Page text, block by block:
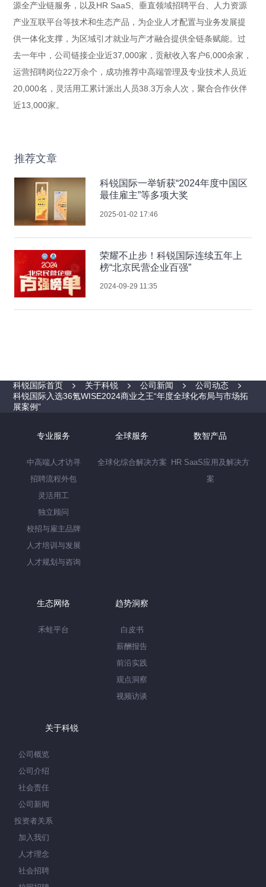
源全产业链服务，以及HR SaaS、垂直领域招聘平台、人力资源
产业互联平台等技术和生态产品，为企业人才配置与业务发展提
供一体化支撑，为区域引才就业与产才融合提供全链条赋能。过
去一年中，公司链接企业近37,000家，贡献收入客户6,000余家，
运营招聘岗位22万余个，成功推荐中高端管理及专业技术人员近
20,000名，灵活用工累计派出人员38.3万余人次，聚合合作伙伴
近13,000家。
推荐文章
科锐国际一举斩获“2024年度中国区
最佳雇主”等多项大奖
2025-01-02 17:46
荣耀不止步！科锐国际连续五年上
榜“北京民营企业百强”
2024-09-29 11:35
科锐国际首页 关于科锐 公司新闻
公司动态
科锐国际入选36氪WISE2024商业之王“年度全球化布局与市场拓
展案例”
专业服务
中高端人才访寻
招聘流程外包
灵活用工
独立顾问
校招与雇主品牌
人才培训与发展
人才规划与咨询
全球服务
全球化综合解决方案
数智产品
HR SaaS应用及解决方
案
生态网络
禾蛙平台
趋势洞察
白皮书
薪酬报告
前沿实践
观点洞察
视频访谈
关于科锐
公司概览
公司介绍
社会责任
公司新闻
投资者关系
加入我们
人才理念
社会招聘